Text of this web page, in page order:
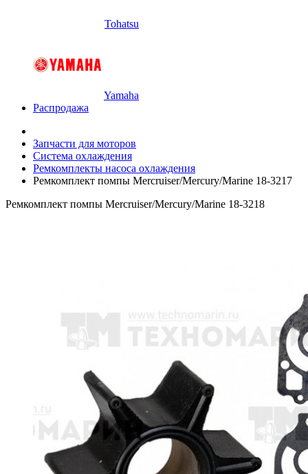
Tohatsu
Yamaha
Распродажа
Запчасти для моторов
Система охлаждения
Ремкомплекты насоса охлаждения
Ремкомплект помпы Mercruiser/Mercury/Marine 18-3217
Ремкомплект помпы Mercruiser/Mercury/Marine 18-3218